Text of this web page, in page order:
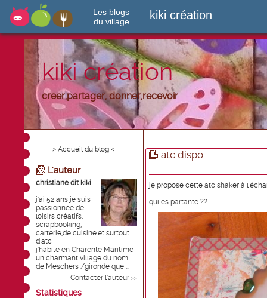
Les blogs
du village
kiki création
kiki création
creer,partager, donner,recevoir
> Accueil du blog <
L'auteur
christiane dit kiki
j'ai 52 ans je suis
passionnée de
loisirs créatifs,
scrapbooking,
carterie,de cuisine.et surtout
d'atc
j'habite en Charente Maritime
un charmant village du nom
de Meschers /gironde que ...
Contacter l'auteur >>
Statistiques
atc dispo
je propose cette atc shaker à
qui es partante ??